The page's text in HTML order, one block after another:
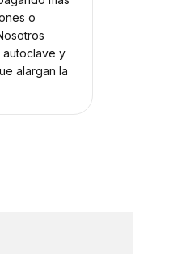
o
autoclave y
alargan la